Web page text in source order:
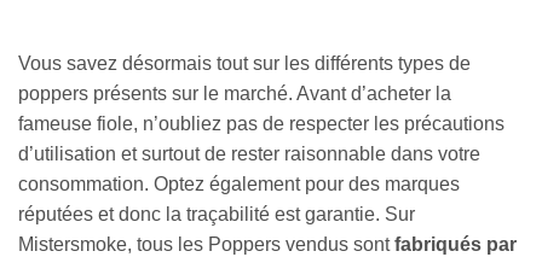
Vous savez désormais tout sur les différents types de
poppers présents sur le marché. Avant d’acheter la
fameuse fiole, n’oubliez pas de respecter les précautions
d’utilisation et surtout de rester raisonnable dans votre
consommation. Optez également pour des marques
réputées et donc la traçabilité est garantie. Sur
Mistersmoke, tous les Poppers vendus sontfabriqués par